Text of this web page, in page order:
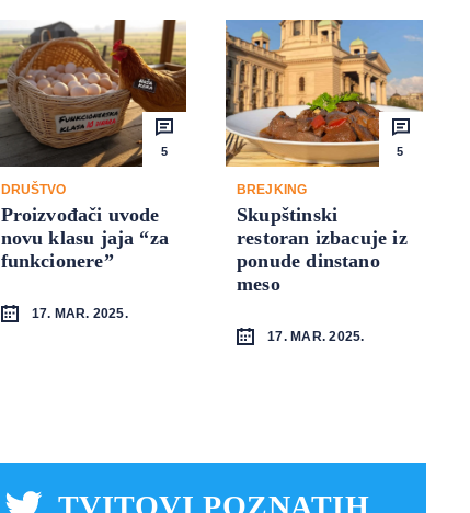
5
DRUŠTVO
Proizvođači uvode
novu klasu jaja “za
funkcionere”
17. MAR. 2025.
5
BREJKING
Skupštinski
restoran izbacuje iz
ponude dinstano
meso
17. MAR. 2025.